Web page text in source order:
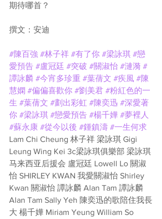
期待哪首？
撰文：安迪
#陳百強 #林子祥 #有了你 #梁詠琪 #戀
愛預告 #盧冠廷 #突破 #關淑怡 #漣漪 #
譚詠麟 #今宵多珍重 #葉蒨文 #疾風 #陳
慧嫻 #偏偏喜歡你 #劉美君 #粉紅色的一
生 #葉蒨文 #劃出彩虹 #陳奕迅 #深愛著
你 #梁詠琪 #戀愛預告 #楊千嬅 #夢裡人
#蘇永康 #從今以後 #鍾鎮濤 #一生何求
Lam Chi Cheung 林子祥 梁詠琪 Gigi
Leung Wing Kei 3c梁詠琪俱樂部 梁詠琪
马来西亚后援会 盧冠廷 Lowell Lo 關淑
怡 SHIRLEY KWAN 我愛關淑怡 Shirley
Kwan 關淑怡 譚詠麟 Alan Tam 譚詠麟
Alan Tam Sally Yeh 陳奕迅的歌陪住我長
大 楊千嬅 Miriam Yeung William So